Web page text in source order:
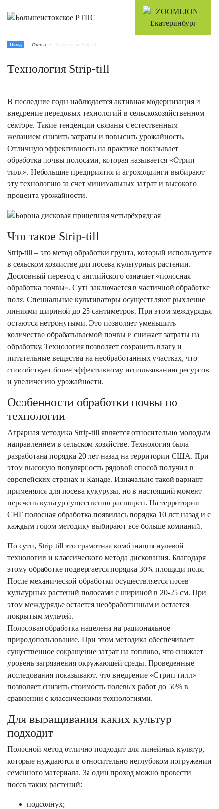
Назад Статьи Технология Strip-till
Технология Strip-till
В последние годы наблюдается активная модернизация и
внедрение передовых технологий в сельскохозяйственном
секторе. Такие тенденции связаны с естественным
желанием снизить затраты и повысить урожайность.
Отличную эффективность на практике показывает
обработка почвы полосами, которая называется «Стрип
тилл». Небольшие предприятия и агрохолдинги выбирают
эту технологию за счет минимальных затрат и высокого
процента урожайности.
Что такое Strip-till
Strip-till – это метод обработки грунта, который используется
в сельском хозяйстве для посева культурных растений.
Дословный перевод с английского означает «полосная
обработка почвы». Суть заключается в частичной обработке
поля. Специальные культиваторы осуществляют рыхление
линиями шириной до 25 сантиметров. При этом междурядья
остаются нетронутыми. Это позволяет уменьшить
количество обрабатываемой почвы и снижает затраты на
обработку. Технология позволяет сохранить влагу и
питательные вещества на необработанных участках, что
способствует более эффективному использованию ресурсов
и увеличению урожайности.
Особенности обработки почвы по
технологии
Аграрная методика Strip-till является относительно молодым
направлением в сельском хозяйстве. Технология была
разработана порядка 20 лет назад на территории США. При
этом высокую популярность рядовой способ получил в
европейских странах и Канаде. Изначально такой вариант
применялся для посева кукурузы, но в настоящий момент
перечень культур существенно расширен. На территории
СНГ полосная обработка появилась порядка 10 лет назад и с
каждым годом методику выбирают все больше компаний.
По сути, Strip-till это грамотная комбинация нулевой
технологии и классического метода дискования. Благодаря
этому обработке подвергается порядка 30% площади поля.
После механической обработки осуществляется посев
культурных растений полосами с шириной в 20-25 см. При
этом междурядье остается необработанным и остается
покрытым мульчей.
Полосовая обработка нацелена на рациональное
природопользование. При этом методика обеспечивает
существенное сокращение затрат на топливо, что снижает
уровень загрязнения окружающей среды. Проведенные
исследования показывают, что внедрение «Стрип тилл»
позволяет снизить стоимость полевых работ до 50% в
сравнении с классическими технологиями.
Для выращивания каких культур
подходит
Полосной метод отлично подходит для линейных культур,
которые нуждаются в относительно неглубоком погружении
семенного материала. За один проход можно провести
посев таких растений:
подсолнух;